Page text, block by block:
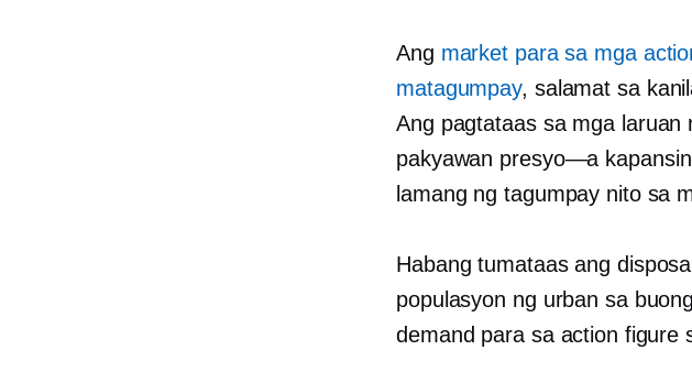
Ang market para sa mga
matagumpay, salamat sa
Ang pagtataassa mga laruan
pakyawan presyo—a
lamang ng tagumpay nito sa
Habang tumataas ang
populasyon ng urban sa
demand para sa action figure